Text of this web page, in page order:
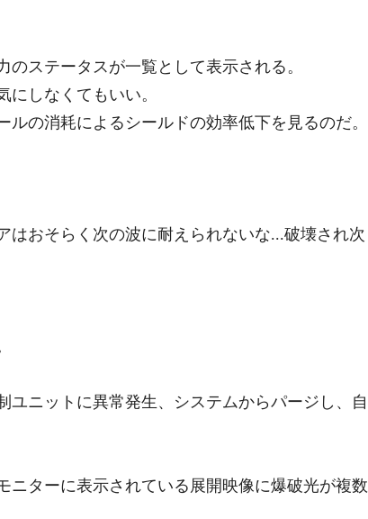
ステータスが一覧として表示される。
しなくてもいい。
ルの消耗によるシールドの効率低下を見るのだ。
はおそらく次の波に耐えられないな...破壊され次
ユニットに異常発生、システムからパージし、自
ニターに表示されている展開映像に爆破光が複数